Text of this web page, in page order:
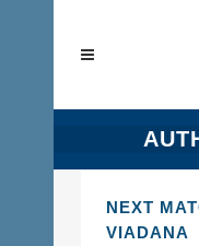
NEXT
VIADANA